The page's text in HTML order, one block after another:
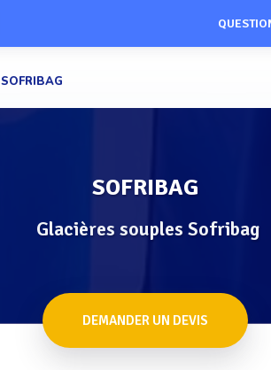
SOFRIBAG
SOFRIBAG
Glacières souples Sofribag
DEMANDER UN DEVIS